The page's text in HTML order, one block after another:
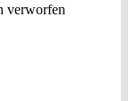
verworfen